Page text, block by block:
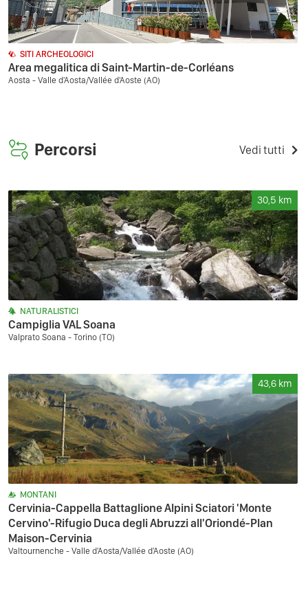
SITI ARCHEOLOGICI
Area megalitica di Saint-Martin-de-Corléans
Aosta - Valle d'Aosta/Vallée d'Aoste (AO)
Percorsi Vedi tutti
30,5 km
NATURALISTICI
Campiglia VAL Soana
Valprato Soana - Torino (TO)
43,6 km
MONTANI
Cervinia-Cappella Battaglione Alpini Sciatori 'Monte
Cervino'-Rifugio Duca degli Abruzzi all'Oriondé-Plan
Maison-Cervinia
Valtournenche - Valle d'Aosta/Vallée d'Aoste (AO)